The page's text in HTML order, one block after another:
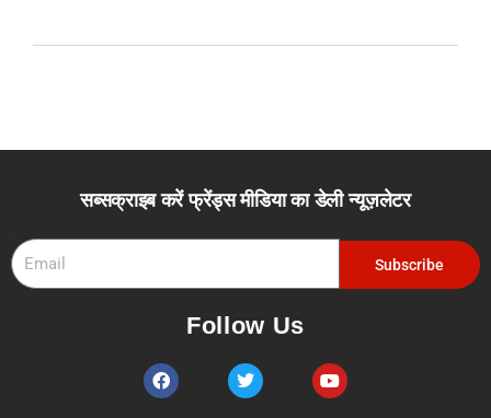
सब्सक्राइब करें फ्रेंड्स मीडिया का डेली न्यूज़लेटर
Subscribe
Follow Us
F
a
c
T
w
i
Y
o
u